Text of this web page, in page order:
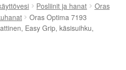
Posliinit ja hanat
Oras
Oras Optima 7193
Easy Grip, käsisuihku,